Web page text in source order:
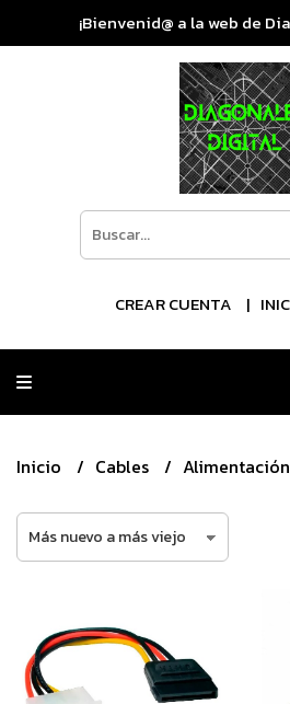
¡Bienvenid@ a la web de
CREAR CUENTA
Inicio Cables